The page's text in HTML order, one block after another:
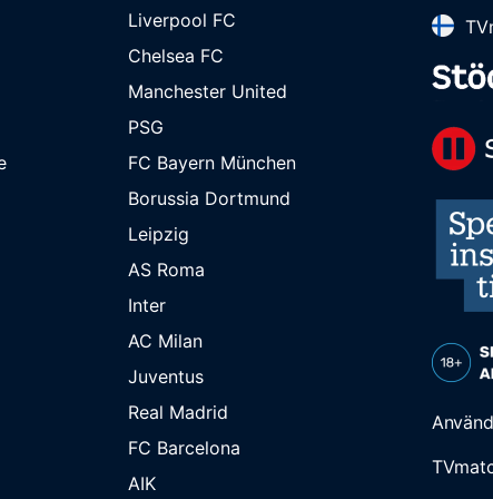
Liverpool FC
Chelsea FC
Manchester United
PSG
FC Bayern München
Borussia Dortmund
Leipzig
AS Roma
Inter
AC Milan
Juventus
Real Madrid
FC Barcelona
AIK